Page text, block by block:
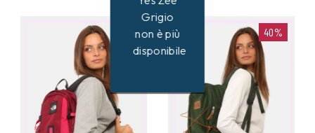
40%
Grigio
non è più
disponibile